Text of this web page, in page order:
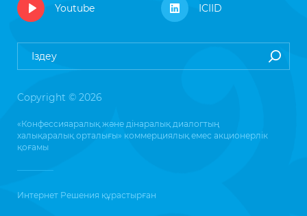
Youtube ICIID
Copyright © 2026
«Конфессияаралық және дінаралық диалогтың
халықаралық орталығы» коммерциялық емес акционерлік
қоғамы
Интернет Решения құрастырған